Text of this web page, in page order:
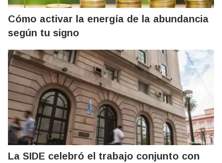
Cómo activar la energía de la abundancia
según tu signo
La SIDE celebró el trabajo conjunto con